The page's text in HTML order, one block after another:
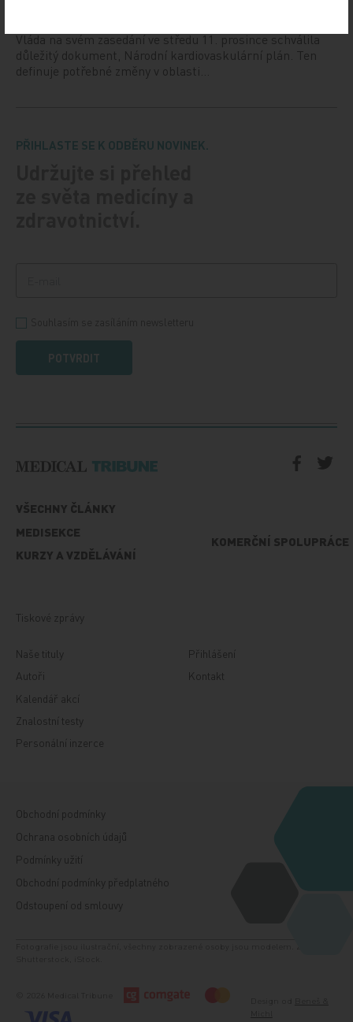
Vláda na svém zasedání ve středu 11. prosince schválila
důležitý dokument, Národní kardiovaskulární plán. Ten
definuje potřebné změny v oblasti…
PŘIHLASTE SE K ODBĚRU NOVINEK.
POTVRDIT
VŠECHNY ČLÁNKY
MEDISEKCE
KURZY A VZDĚLÁVÁNÍ
KOMERČNÍ SPOLUPRÁCE
Tiskové zprávy
Naše tituly
Autoři
Kalendář akcí
Znalostní testy
Personální inzerce
Přihlášení
Kontakt
Obchodní podmínky
Ochrana osobních údajů
Podmínky užití
Obchodní podmínky předplatného
Odstoupení od smlouvy